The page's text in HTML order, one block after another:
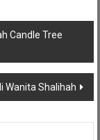
Candle Tree
Wanita Shalihah